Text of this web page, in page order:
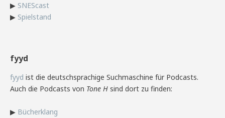
▶ SNEScast
▶ Spielstand
fyyd
fyyd ist die deutschsprachige Suchmaschine für Podcasts.
Auch die Podcasts von Tone H sind dort zu finden:
▶ Bücherklang